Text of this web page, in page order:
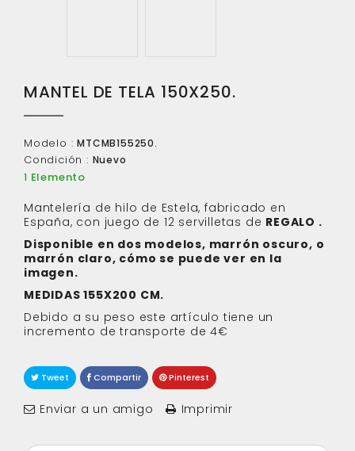
MANTEL DE TELA 150X250.
Modelo : MTCMB155250.
Condición : Nuevo
1 Elemento
Mantelería de hilo de Estela, fabricado en
España, con juego de 12 servilletas de REGALO .
Disponible en dos modelos, marrón oscuro, o
marrón claro, cómo se puede ver en la
imagen.
MEDIDAS 155X200 CM.
Debido a su peso este artículo tiene un
incremento de transporte de 4€
Tweet Compartir Pinterest
Enviar a un amigo Imprimir